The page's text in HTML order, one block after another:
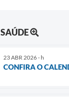
SAÚDE
23 ABR 2026 - h
CONFIRA O